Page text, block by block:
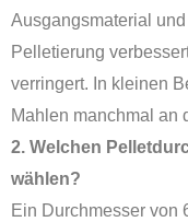
Ausgangsmaterial
Pelletierung
verringert. In kleinen
Mahlen manchmal an
2. Welchen
wählen?
Ein Durchmesser von